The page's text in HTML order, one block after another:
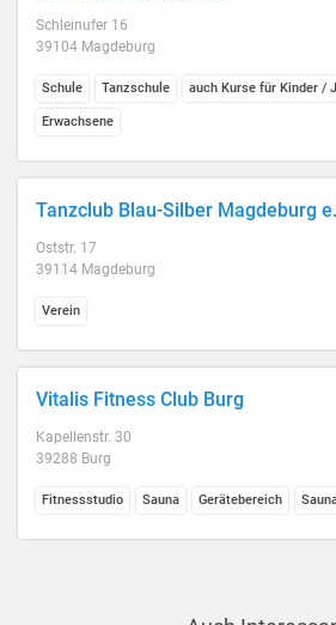
Schleinufer 16
39104 Magdeburg
Schule Tanzschule auch Kurse für Kinder /
Erwachsene
Tanzclub Blau-Silber Magdeburg
Oststr. 17
39114 Magdeburg
Verein
Vitalis Fitness Club Burg
Kapellenstr. 30
39288 Burg
Fitnessstudio Sauna Gerätebereich